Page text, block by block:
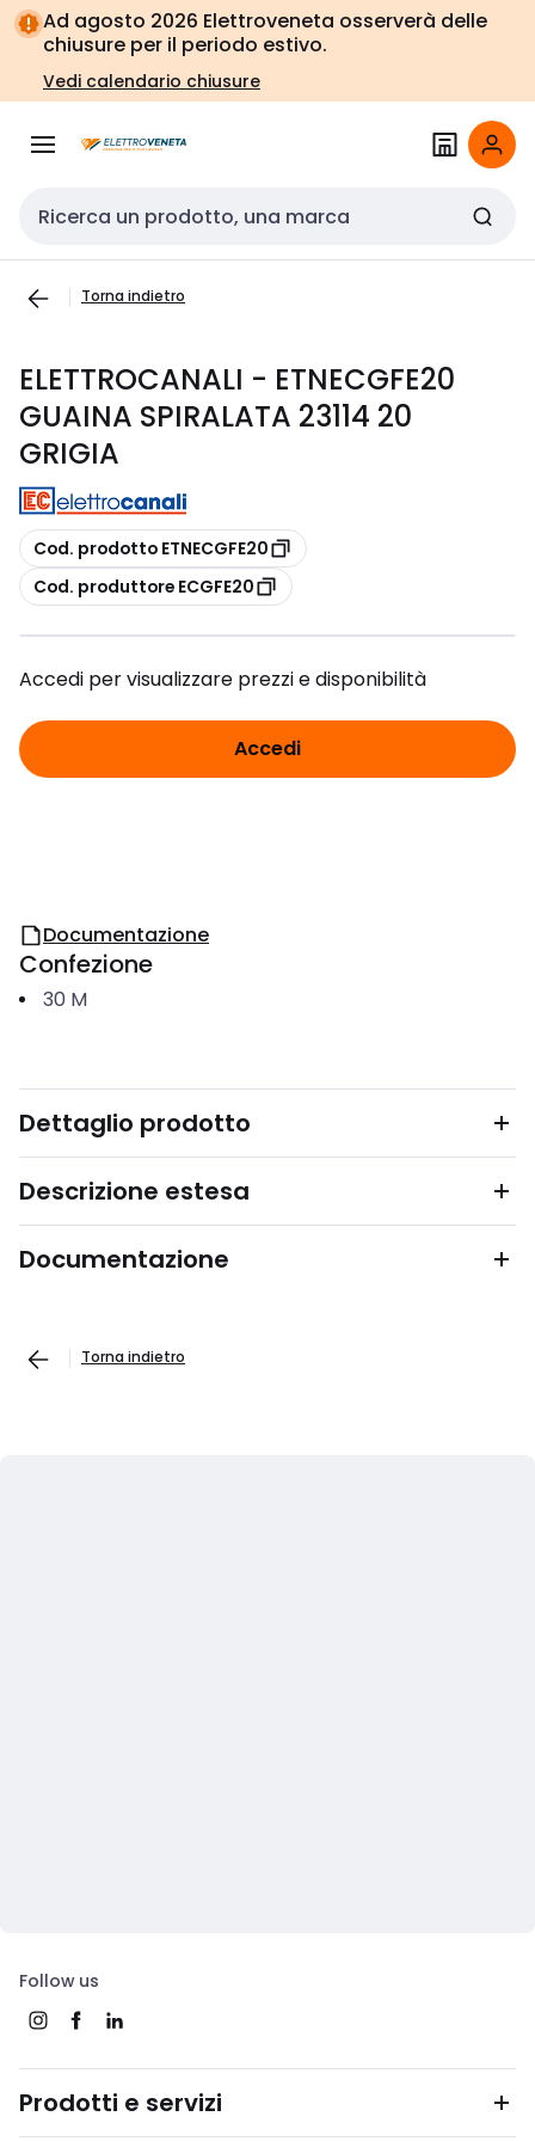
Vai alla
navigazione
Vai
alla
pagina
Ad agosto 2026 Elettroveneta osserverà delle
chiusure per il periodo estivo.
Vedi calendario chiusure
Cerca input
Torna indietro
ELETTROCANALI - ETNECGFE20
GUAINA SPIRALATA 23114 20
GRIGIA
copia
Cod. prodotto ETNECGFE20
copia
Cod. produttore ECGFE20
Accedi per visualizzare prezzi e disponibilità
Accedi
Documentazione
Confezione
30 M
Dettaglio prodotto
Descrizione estesa
Documentazione
Torna indietro
Follow us
Prodotti e servizi